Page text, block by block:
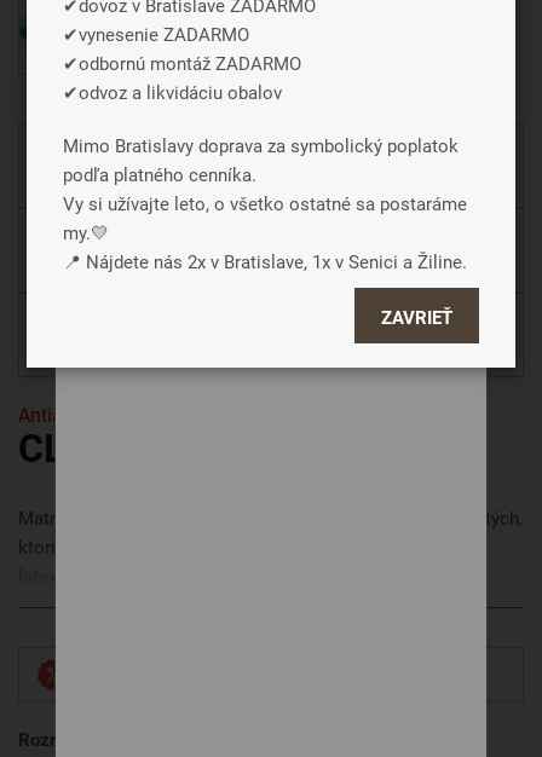
✔dovoz v Bratislave ZADARMO
✔vynesenie ZADARMO
✔odbornú montáž ZADARMO
✔odvoz a likvidáciu obalov
Mimo Bratislavy doprava za symbolický poplatok
podľa platného cenníka.
Vy si užívajte leto, o všetko ostatné sa postaráme
my.💛
📍 Nájdete nás 2x v Bratislave, 1x v Senici a Žiline.
ZAVRIEŤ
Pri kúpe chrániča spolu s matracom, chránič o 20 %
lacnejší.
Pri kúpe poťahu spolu s matracom, poťah o 20 %
lacnejší.
Pri kúpe topera spolu s matracom, toper o 10 %
Antialergické
CLOUD 7Fyzio
Matrac CLOUD je výnimočne pohodlný, mäkký matrac pre tých,
ktorí túžia spať ako na obláčiku. Kombinácia prémiového
prináša maximálny komfort, uvoľnenie tela a pokojný spánok
Rozmer matraca
webu za účelom zobrazení cielenej reklamy
v reklamných a sociálnych sieťach prípadne
tiež na ďalších weboch.
Súhlasiť a zavrieť